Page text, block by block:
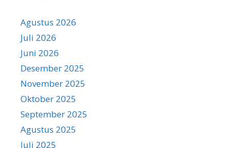
Agustus 2026
Juli 2026
Juni 2026
Desember 2025
November 2025
Oktober 2025
September 2025
Agustus 2025
Juli 2025